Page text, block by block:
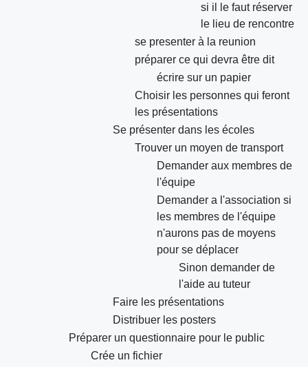
si il le faut réserver
le lieu de rencontre
se presenter à la reunion
préparer ce qui devra être dit
écrire sur un papier
Choisir les personnes qui feront
les présentations
Se présenter dans les écoles
Trouver un moyen de transport
Demander aux membres de
l'équipe
Demander a l'association si
les membres de l'équipe
n'aurons pas de moyens
pour se déplacer
Sinon demander de
l'aide au tuteur
Faire les présentations
Distribuer les posters
Préparer un questionnaire pour le public
Crée un fichier